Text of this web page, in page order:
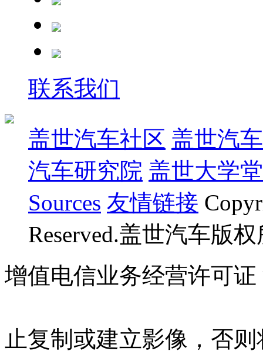
联系我们
盖世汽车社区 盖世汽
汽车研究院 盖世大学堂
Sources 友情链接
Reserved.盖世汽车版
增值电信业务经营许可证
止复制或建立影像，否